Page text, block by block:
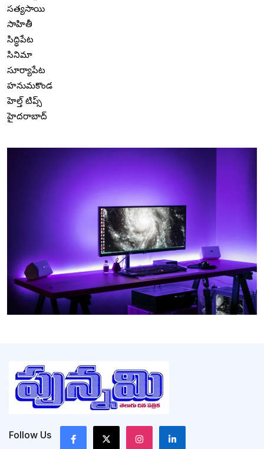
సత్యసాయి
సాహితీ
సిద్ధిపేట
సినిమా
సూర్యాపేట
హనుమకొండ
హెల్త్ టిప్స్
హైదరాబాద్
Follow Us